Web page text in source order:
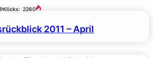
Klicks: 2260
2011 – April